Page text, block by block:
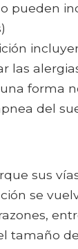
pueden
las
forma
del
sus
se
tamaño